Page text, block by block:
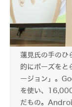
蓮見氏の手のひ
的にポーズをと
ージョン」。
を使い、
だもの。